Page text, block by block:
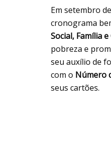
Em setembro
cronograma
Social, Família
pobreza e
seu auxílio de
com o Número
seus cartões.